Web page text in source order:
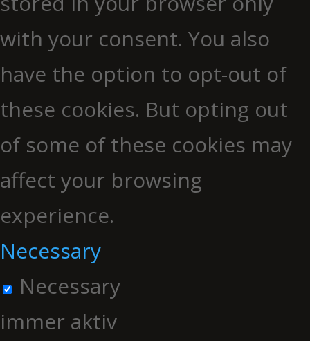
with your consent. You also
have the option to opt-out of
these cookies. But opting out
of some of these cookies may
affect your browsing
experience.
Necessary
Necessary
immer aktiv